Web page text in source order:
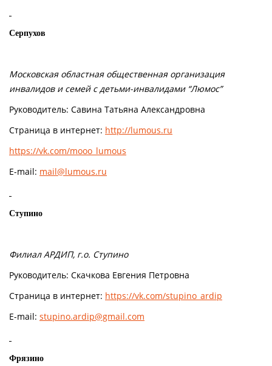
Серпухов
Московская областная общественная организация
инвалидов и семей с детьми-инвалидами “Люмос”
Руководитель: Савина Татьяна Александровна
Страница в интернет: http://lumous.ru
https://vk.com/mooo_lumous
E-mail: mail@lumous.ru
Ступино
Филиал АРДИП, г.о. Ступино
Руководитель: Скачкова Евгения Петровна
Страница в интернет: https://vk.com/stupino_ardip
E-mail: stupino.ardip@gmail.com
Фрязино